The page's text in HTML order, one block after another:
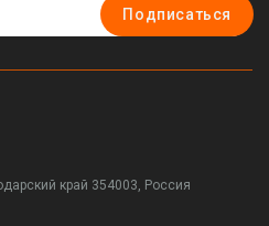
Подписаться
край 354003, Россия